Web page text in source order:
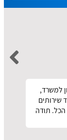
למשרד,
שירותים
תודה